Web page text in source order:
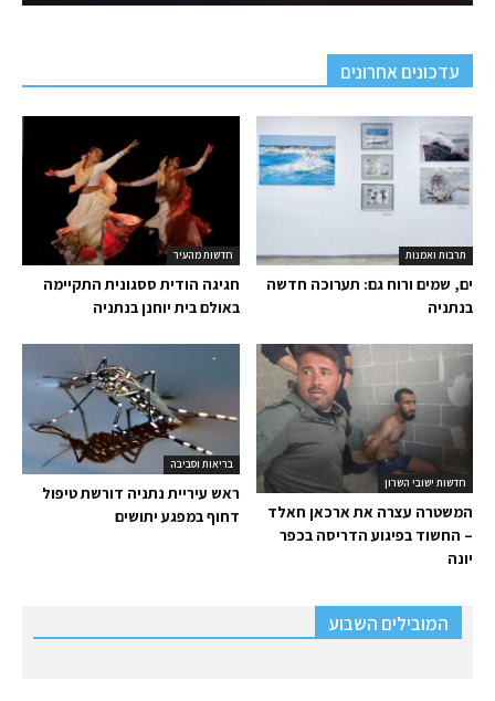
עדכונים אחרונים
חדשות מהעיר
חגיגה הודית ססגונית התקיימה
באולם בית יוחנן בנתניה
תרבות ואמנות
ים, שמים ורוח גם: תערוכה חדשה
בנתניה
בריאות וסביבה
ראש עיריית נתניה דורשת טיפול
דחוף במפגע יתושים
חדשות ישובי השרון
המשטרה עצרה את ארכאן חאלד
– החשוד בפיגוע הדריסה בכפר
יונה
המובילים השבוע